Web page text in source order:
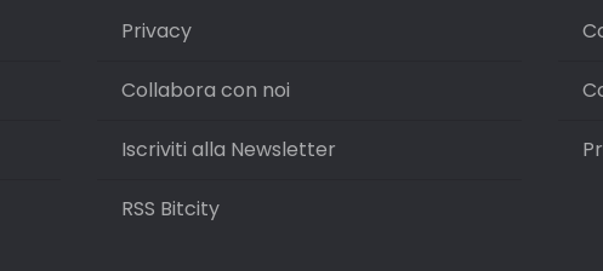
Privacy
Collabora con noi
Iscriviti alla Newsletter
RSS Bitcity